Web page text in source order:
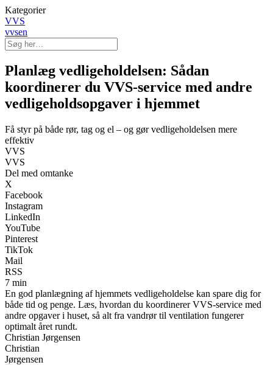
Kategorier
VVS
vvsen
Planlæg vedligeholdelsen: Sådan
koordinerer du VVS-service med andre
vedligeholdsopgaver i hjemmet
Få styr på både rør, tag og el – og gør vedligeholdelsen mere
effektiv
VVS
VVS
Del med omtanke
X
Facebook
Instagram
LinkedIn
YouTube
Pinterest
TikTok
Mail
RSS
7 min
En god planlægning af hjemmets vedligeholdelse kan spare dig for
både tid og penge. Læs, hvordan du koordinerer VVS-service med
andre opgaver i huset, så alt fra vandrør til ventilation fungerer
optimalt året rundt.
Christian Jørgensen
Christian
Jørgensen